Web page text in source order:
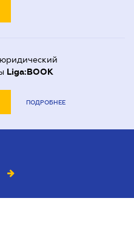
Liga:BOOK
ПОДРОБНЕЕ